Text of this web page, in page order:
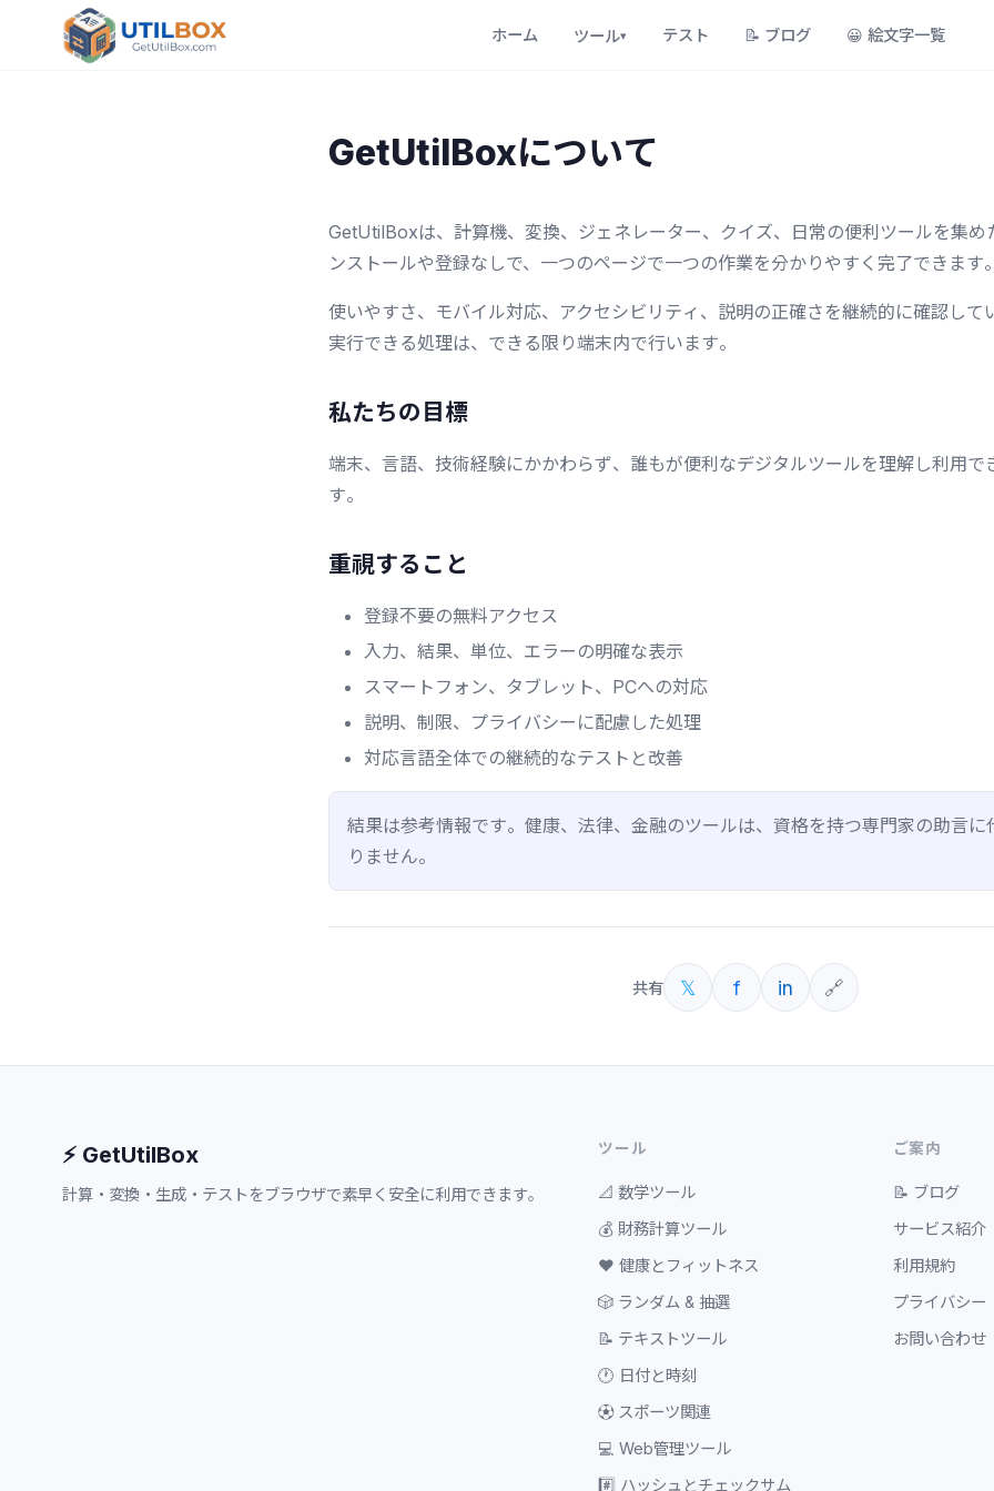
ホーム ツール▾ テスト 📝 ブログ 😀 絵文字一覧
GetUtilBoxについて
GetUtilBoxは、計算機、変換、ジェネレーター、クイズ、日常の便利ツールを集め
ンストールや登録なしで、一つのページで一つの作業を分かりやすく完了できます。
使いやすさ、モバイル対応、アクセシビリティ、説明の正確さを継続的に確認して
実行できる処理は、できる限り端末内で行います。
私たちの目標
端末、言語、技術経験にかかわらず、誰もが便利なデジタルツールを理解し利用で
す。
重視すること
登録不要の無料アクセス
入力、結果、単位、エラーの明確な表示
スマートフォン、タブレット、PCへの対応
説明、制限、プライバシーに配慮した処理
対応言語全体での継続的なテストと改善
結果は参考情報です。健康、法律、金融のツールは、資格を持つ専門家の助言に
りません。
共有 𝕏 f in 🔗
⚡ GetUtilBox
計算・変換・生成・テストをブラウザで素早く安全に利用できます。
ツール
📐 数学ツール
💰 財務計算ツール
❤️ 健康とフィットネス
🎲 ランダム & 抽選
📝 テキストツール
🕐 日付と時刻
⚽ スポーツ関連
💻 Web管理ツール
#️⃣ ハッシュとチェックサム
ご案内
📝 ブログ
サービス紹介
利用規約
プライバシー
お問い合わせ